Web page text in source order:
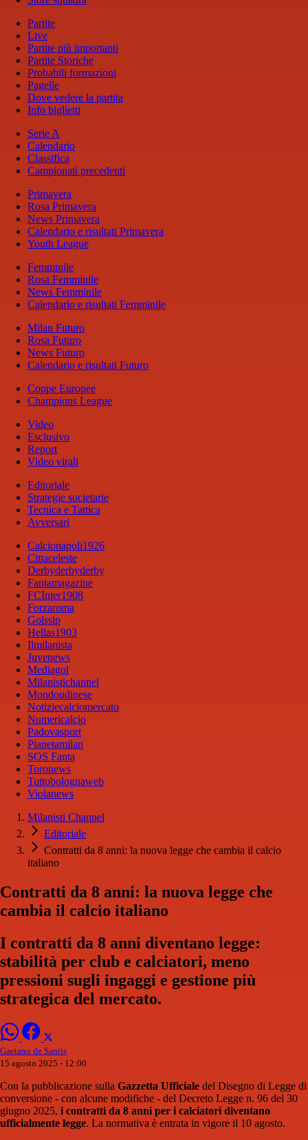
Partite
Live
Partite più importanti
Partite Storiche
Probabili formazioni
Pagelle
Dove vedere la partita
Info biglietti
Serie A
Calendario
Classifica
Campionati precedenti
Primavera
Rosa Primavera
News Primavera
Calendario e risultati Primavera
Youth League
Femminile
Rosa Femminile
News Femminile
Calendario e risultati Femminile
Milan Futuro
Rosa Futuro
News Futuro
Calendario e risultati Futuro
Coppe Europee
Champions League
Video
Esclusivo
Report
Video virali
Editoriale
Strategie societarie
Tecnica e Tattica
Avversari
Calcionapoli1926
Cittaceleste
Derbyderbyderby
Fantamagazine
FCInter1908
Forzaroma
Golssip
Hellas1903
Ilmilanista
Juvenews
Mediagol
Milanistichannel
Mondoudinese
Notiziecalciomercato
Numericalcio
Padovasport
Pianetamilan
SOS Fanta
Toronews
Tuttobolognaweb
Violanews
Milanisti Channel
Editoriale
Contratti da 8 anni: la nuova legge che cambia il calcio
italiano
Contratti da 8 anni: la nuova legge che
cambia il calcio italiano
I contratti da 8 anni diventano legge:
stabilità per club e calciatori, meno
pressioni sugli ingaggi e gestione più
strategica del mercato.
Gaetano de Santis
15 agosto 2025 - 12:00
Con la pubblicazione sulla Gazzetta Ufficiale del Disegno di Legge di
conversione - con alcune modifiche - del Decreto Legge n. 96 del 30
giugno 2025, i contratti da 8 anni per i calciatori diventano
ufficialmente legge. La normativa è entrata in vigore il 10 agosto.